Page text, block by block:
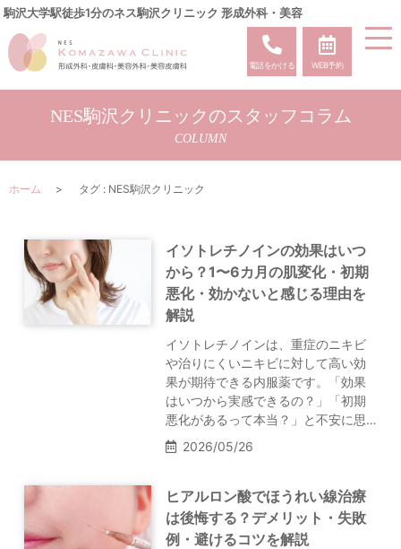
駒沢大学駅徒歩1分のネス駒沢クリニック 形成外科・美容
電話をかける WEB予約
NES駒沢クリニックのスタッフコラム
COLUMN
ホーム タグ : NES駒沢クリニック
イソトレチノインの効果はいつ
から？1〜6カ月の肌変化・初期
悪化・効かないと感じる理由を
解説
イソトレチノインは、重症のニキビ
や治りにくいニキビに対して高い効
果が期待できる内服薬です。「効果
はいつから実感できるの？」「初期
悪化があるって本当？」と不安に思…
2026/05/26
ヒアルロン酸でほうれい線治療
は後悔する？デメリット・失敗
例・避けるコツを解説